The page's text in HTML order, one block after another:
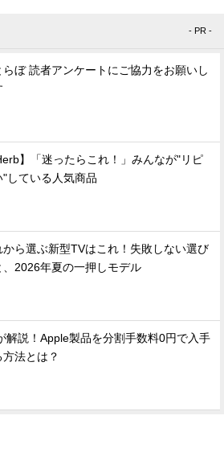
- PR -
らぼ 読者アンケートにご協力をお願いし
】「迷ったらこれ！」みんなが"リピ
"している人気商品
から選ぶ新型TVはこれ！失敗しない選び
、2026年夏の一押しモデル
解説！Apple製品を分割手数料0円で入手
方法とは？